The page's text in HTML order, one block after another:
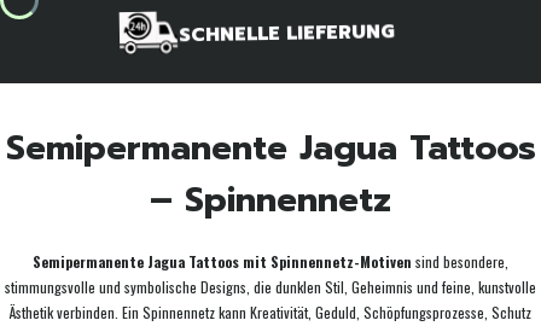
SCHNELLE LIEFERUNG
Semipermanente Jagua Tattoos
– Spinnennetz
Semipermanente Jagua Tattoos mit Spinnennetz-Motiven sind besondere,
stimmungsvolle und symbolische Designs, die dunklen Stil, Geheimnis und feine, kunstvolle
Ästhetik verbinden. Ein Spinnennetz kann Kreativität, Geduld, Schöpfungsprozesse, Schutz